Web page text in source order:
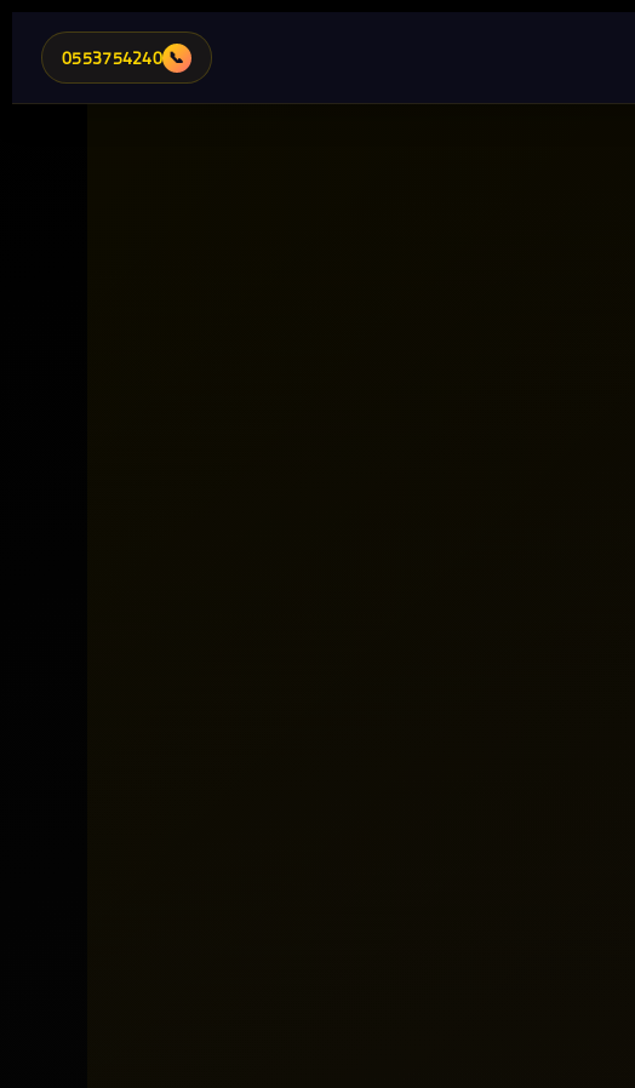
📞
0553754240